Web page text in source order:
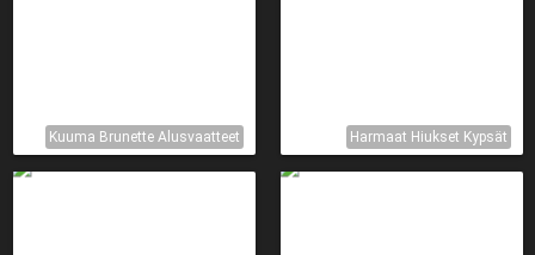
Kuuma Brunette Alusvaatteet Harmaat Hiukset Kypsät